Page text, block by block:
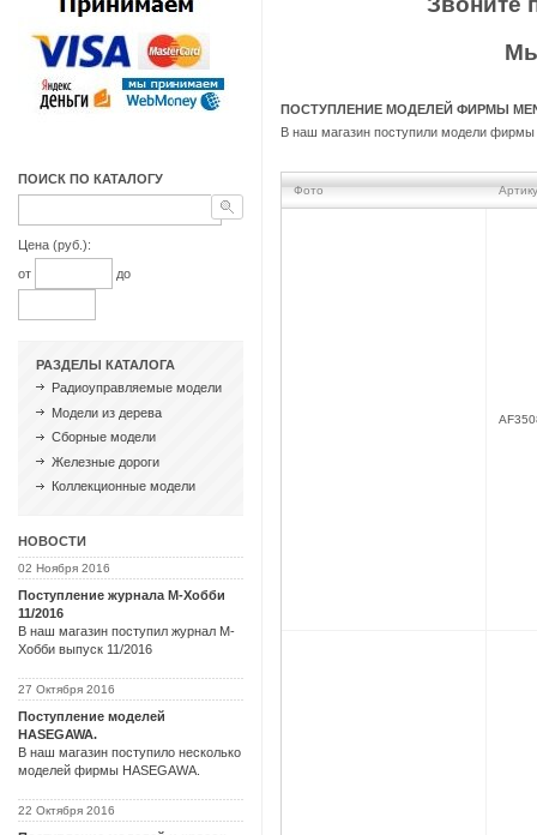
ПОИСК ПО КАТАЛОГУ
Цена (руб.):
от
до
РАЗДЕЛЫ КАТАЛОГА
Радиоуправляемые модели
Модели из дерева
Сборные модели
Железные дороги
Коллекционные модели
НОВОСТИ
02 Ноября 2016
Поступление журнала М-Хобби
11/2016
В наш магазин поступил журнал М-
Хобби выпуск 11/2016
27 Октября 2016
Поступление моделей
HASEGAWA.
В наш магазин поступило несколько
моделей фирмы HASEGAWA.
22 Октября 2016
ПОСТУПЛЕНИЕ МОДЕЛЕЙ ФИРМЫ
В наш магазин поступили модели
Фото